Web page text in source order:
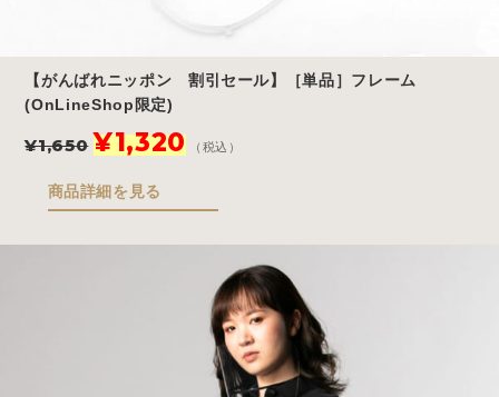
【がんばれニッポン 割引セール】［単品］フレーム
(OnLineShop限定)
¥1,650
元
の
価
格
は
¥1,320現
在
価
格
¥1,320
す。
（税込）
商品詳細を見る